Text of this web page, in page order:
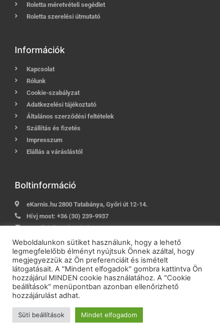
Roletta méretvételi segédlet
Roletta szerelési útmutató
Információk
Kapcsolat
Rólunk
Cookie-szabályzat
Adatkezelési tájékoztató
Általános szerződési feltételek
Szállítás és fizetés
Impresszum
Elállás a váráslástól
Boltinformáció
eKarnis.hu 2800 Tatabánya, Győri út 12-14.
Hívj most: +36 (30) 239-9937
E-mail:info@ekarnis.hu
2021 © eKarnis.hu| Karnis és Függöny Webáruház | Minden
jog fenntartva!
Powered by Online Üzletépítés
Weboldalunkon sütiket használunk, hogy a lehető
legmegfelelőbb élményt nyújtsuk Önnek azáltal, hogy
megjegyezzük az Ön preferenciáit és ismételt
látogatásait. A "Mindent elfogadok" gombra kattintva Ön
hozzájárul MINDEN cookie használatához. A "Cookie
beállítások" menüpontban azonban ellenőrizhető
hozzájárulást adhat.
Süti beállítások Mindet elfogadom